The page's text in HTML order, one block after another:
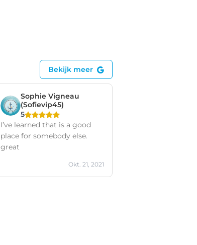
Bekijk meer
Sophie Vigneau
(Sofievip45)
5
I’ve learned that is a good
place for somebody else.
great
Okt. 21, 2021